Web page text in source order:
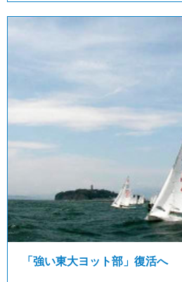
「強い東大ヨット部」復活へ